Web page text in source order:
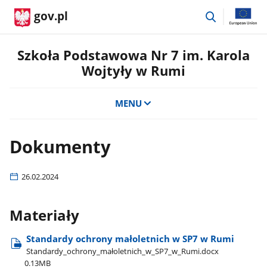
gov.pl
przejdź
Szkoła Podstawowa Nr 7 im. Karola
Wojtyły w Rumi
MENU
Dokumenty
26.02.2024
Materiały
Standardy ochrony małoletnich w SP7 w Rumi
Standardy​_ochrony​_małoletnich​_w​_SP7​_w​_Rumi.docx
0.13MB